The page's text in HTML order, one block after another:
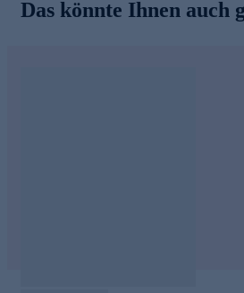
Das könnte Ihnen auch